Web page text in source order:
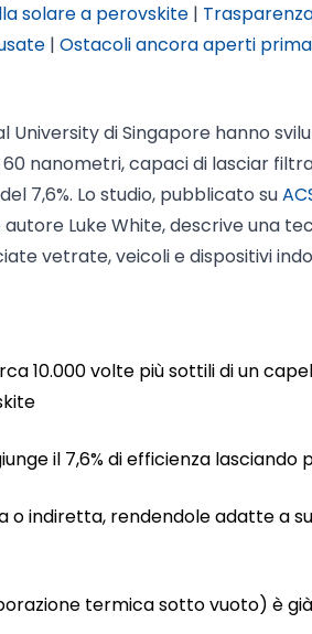
solare a perovskite |
| Ostacoli ancora aperti
University di Singapore hanno
nanometri, capaci di lasciar
7,6%. Lo studio, pubblicato su
Luke White, descrive una
vetrate, veicoli e dispositivi
10.000 volte più sottili di un
il 7,6% di efficienza lasciando
o indiretta, rendendole adatte a
termica sotto vuoto) è